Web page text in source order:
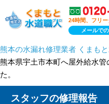
24時間、フリ
メールで
熊本の水漏れ修理業者 くまも
熊本県宇土市本町へ屋外給水
た。
スタッフの修理報告